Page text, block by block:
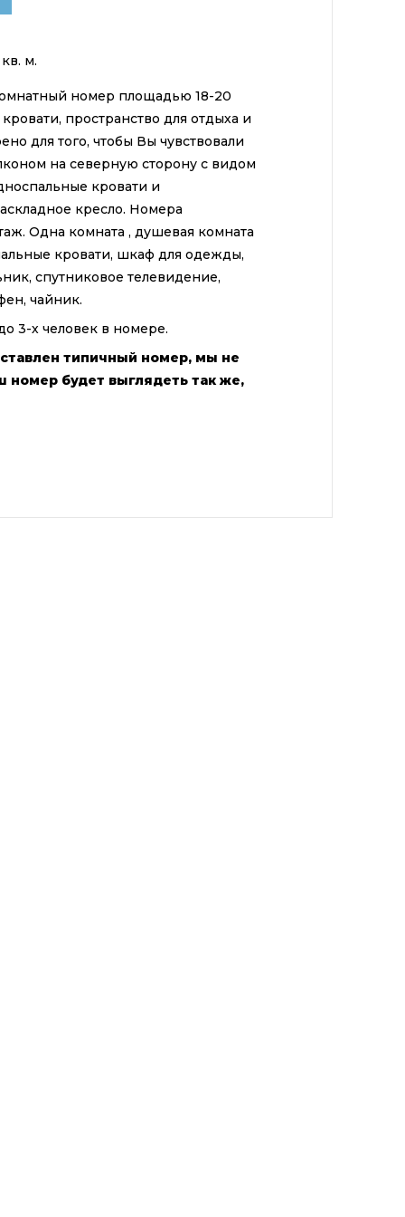
м.
номер площадью 18-20
пространство для отдыха и
для того, чтобы Вы чувствовали
на северную сторону с видом
кровати и
кресло. Номера
Одна комната , душевая комната
кровати, шкаф для одежды,
спутниковое телевидение,
чайник.
3-х человек в номере.
типичный номер, мы не
номер будет выглядеть так же,